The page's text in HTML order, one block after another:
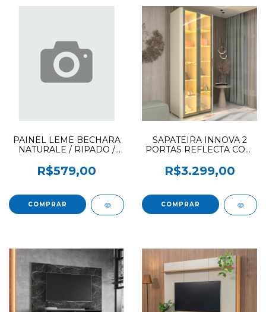
PAINEL LEME BECHARA
NATURALE / RIPADO /
R$579,00
SAPATEIRA INNOVA 2
PORTAS REFLECTA COM
OFF WHITE
R$3.299,00